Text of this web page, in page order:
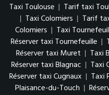
Taxi Toulouse | Tarif taxi
| Taxi Colomiers | Tarif
Colomiers | Taxi
Réserver taxi Tournefeuille |
Réserver taxi Muret | Taxi
Réserver taxi Blagnac | Taxi
Réserver taxi Cugnaux | Taxi
Plaisance-du-Touch |